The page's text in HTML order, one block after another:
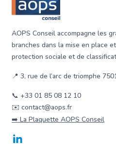
AOPS Conseil accompagne les
branches dans la mise en place
protection sociale et de
📍 3, rue de l‘arc de triomphe
📞 +33 01 85 08 12 10
✉️ contact@aops.fr
➡️ La Plaquette AOPS Conseil
LinkedIn